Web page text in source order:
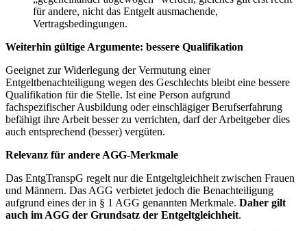
für andere, nicht das Entgelt ausmachende,
Vertragsbedingungen.
Weiterhin gültige Argumente: bessere Qualifikation
Geeignet zur Widerlegung der Vermutung einer
Entgeltbenachteiligung wegen des Geschlechts bleibt eine bessere
Qualifikation für die Stelle. Ist eine Person aufgrund
fachspezifischer Ausbildung oder einschlägiger Berufserfahrung
befähigt ihre Arbeit besser zu verrichten, darf der Arbeitgeber dies
auch entsprechend (besser) vergüten.
Relevanz für andere AGG-Merkmale
Das EntgTranspG regelt nur die Entgeltgleichheit zwischen Frauen
und Männern. Das AGG verbietet jedoch die Benachteiligung
aufgrund eines der in § 1 AGG genannten Merkmale. Daher gilt
auch im AGG der Grundsatz der Entgeltgleichheit.